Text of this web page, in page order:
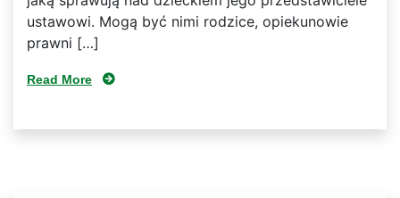
ustawowi. Mogą być nimi rodzice, opiekunowie
prawni […]
Read More